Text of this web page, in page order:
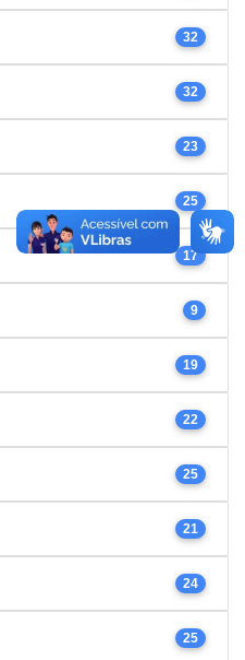
32
32
23
25
17
9
19
22
25
21
24
25